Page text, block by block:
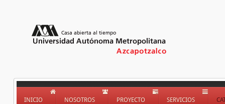
INICIO NOSOTROS PROYECTO SERVICIOS